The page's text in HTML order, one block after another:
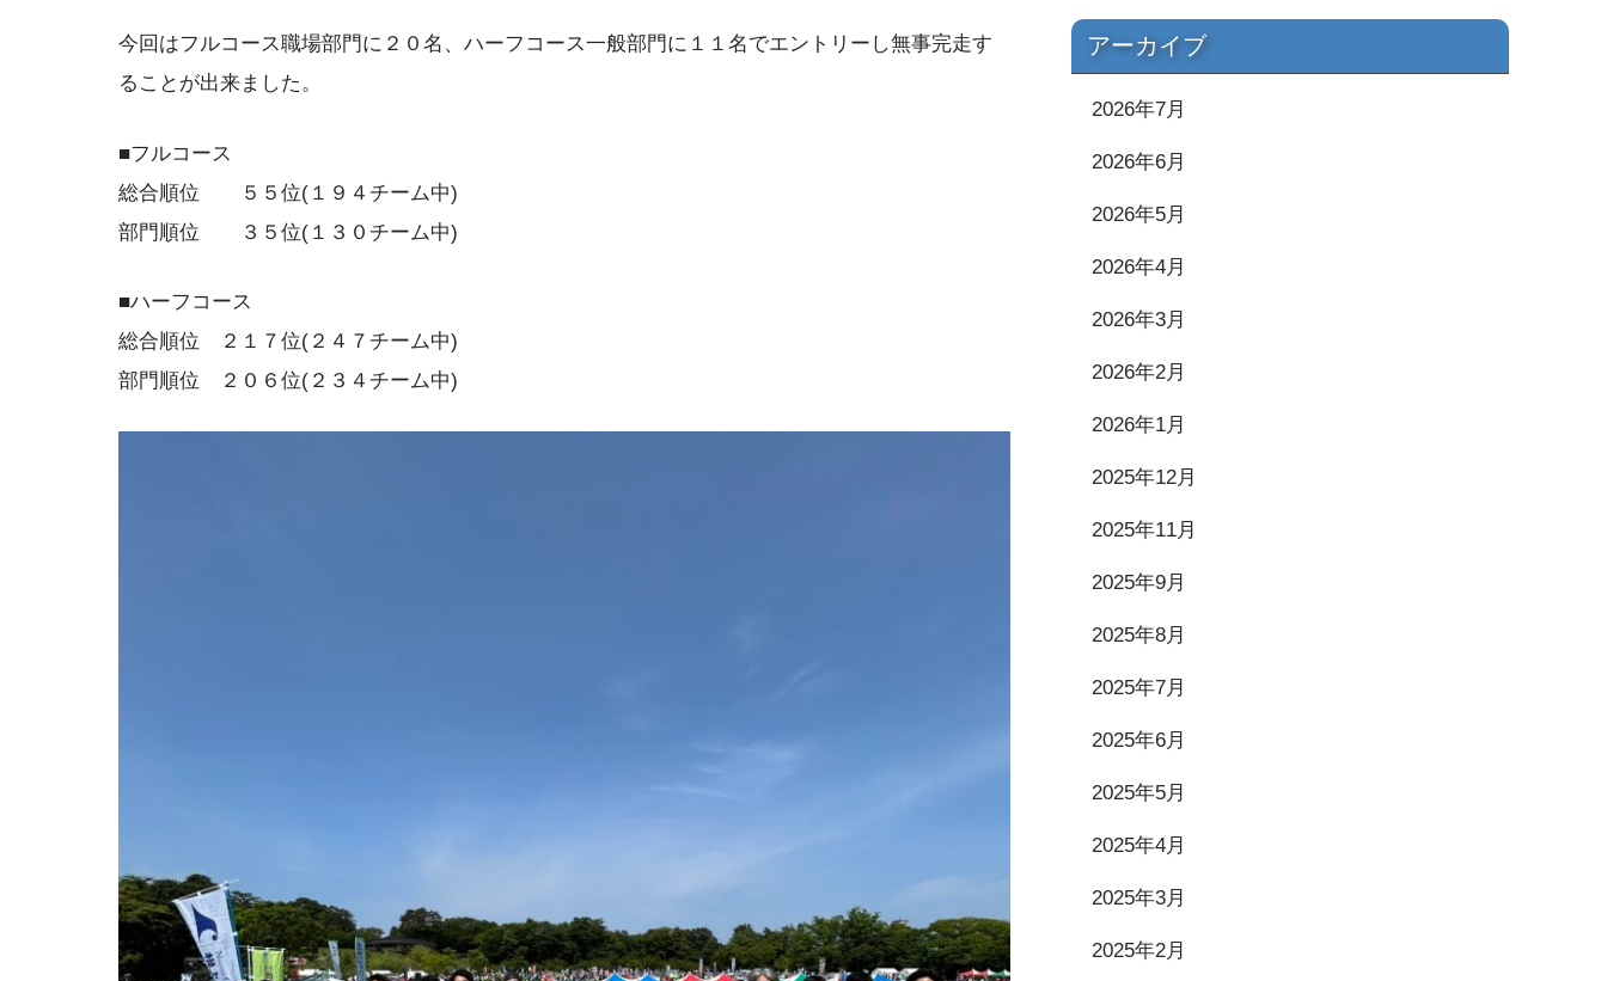
今回はフルコース職場部門に２０名、ハーフコース一般部門に１１名でエントリーし無事完走す
ることが出来ました。
■フルコース
総合順位 ５５位(１９４チーム中)
部門順位 ３５位(１３０チーム中)
■ハーフコース
総合順位 ２１７位(２４７チーム中)
部門順位 ２０６位(２３４チーム中)
アーカイブ
2026年7月
2026年6月
2026年5月
2026年4月
2026年3月
2026年2月
2026年1月
2025年12月
2025年11月
2025年9月
2025年8月
2025年7月
2025年6月
2025年5月
2025年4月
2025年3月
2025年2月